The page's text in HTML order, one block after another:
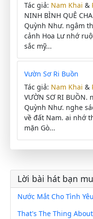
Tác giả: Nam Khai &
NINH BÌNH QUÊ
Quỳnh Như. ngâm
cảnh Hoa Lư nhớ
sắc mỹ...
Vườn Sơ Ri Buồn
Tác giả: Nam Khai &
VƯỜN SƠ RI BUỒN.
Quỳnh Như. nghe
về đất Nam. ai nhớ
mặn Gò...
Lời bài hát bạn
Nước Mắt Cho Tình Yêu
That's The Thing